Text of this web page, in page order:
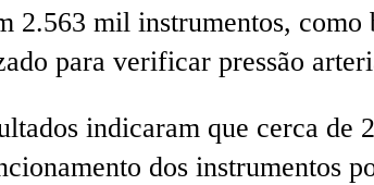
mil instrumentos, como
para verificar pressão
indicaram que cerca de
dos instrumentos